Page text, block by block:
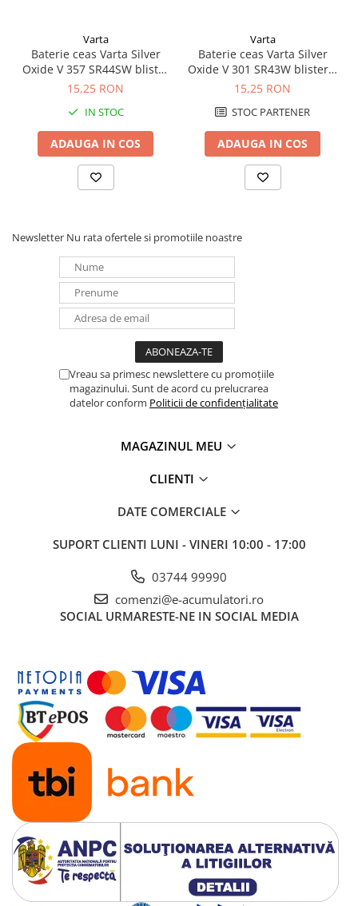
Varta
Baterie ceas Varta Silver
Oxide V 357 SR44SW blister
1 buc
15,25 RON
IN STOC
ADAUGA IN COS
Varta
Baterie ceas Varta Silver
Oxide V 301 SR43W blister 1
buc
15,25 RON
STOC PARTENER
ADAUGA IN COS
Newsletter Nu rata ofertele si promotiile noastre
Vreau sa primesc newslettere cu promoțiile
magazinului. Sunt de acord cu prelucrarea
datelor conform Politicii de confidențialitate
MAGAZINUL MEU
CLIENTI
DATE COMERCIALE
SUPORT CLIENTI LUNI - VINERI 10:00 - 17:00
03744 99990
comenzi@e-acumulatori.ro
SOCIAL URMARESTE-NE IN SOCIAL MEDIA